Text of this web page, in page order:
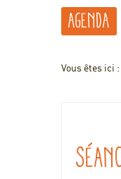
Agenda
Vous êtes ici :